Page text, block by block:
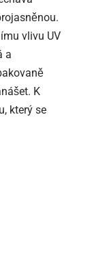
vlivu UV
a
K
který se